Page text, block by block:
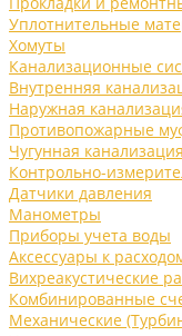
Уплотнительные
Хомуты
Канализационные
Внутренняя
Наружная
Противопожарные
Чугунная канализация
Контрольно-
Датчики давления
Манометры
Приборы учета воды
Аксессуары к
Вихреакустические
Комбинированные
Механические